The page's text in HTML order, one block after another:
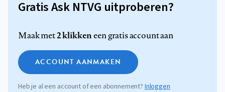
Gratis Ask NTVG uitproberen?
Maak met2 klikkeneen gratis account aan
ACCOUNT AANMAKEN
Heb je al een account of een abonnement? Inloggen